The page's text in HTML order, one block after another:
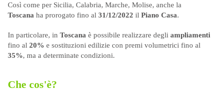
Così come per Sicilia, Calabria, Marche, Molise, anche la
Toscana ha prorogato fino al 31/12/2022 il Piano Casa.
In particolare, in Toscana è possibile realizzare degli ampliamenti
fino al 20% e sostituzioni edilizie con premi volumetrici fino al
35%, ma a determinate condizioni.
Che cos'è?